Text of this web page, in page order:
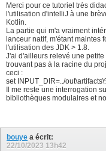
Merci pour ce tutoriel très
l'utilisation d'intelliJ à une
Kotlin.
La partie qui m'a vraiment
lanceur natif, m'étant maintes
l'utilisation des JDK > 1.8.
J'ai d'ailleurs relevé une
trouvant pas à la racine du
ceci :
set INPUT_DIR=../
Il me reste une interrogation
bibliothèques modulaires et
bouye a écrit:
22/10/2023 13h42